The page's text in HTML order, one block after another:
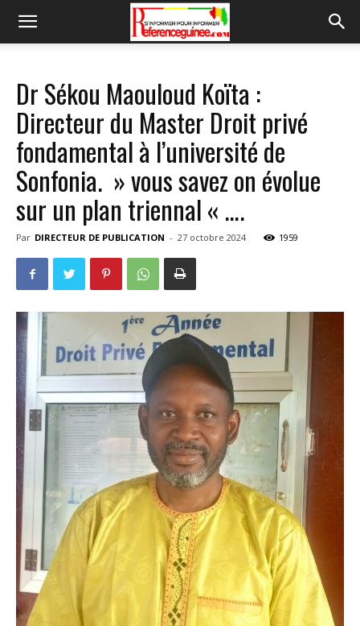
Dr Sékou Maouloud Koïta :
Directeur du Master Droit privé
fondamental à l’université de
Sonfonia. » vous savez on évolue
sur un plan triennal « ….
Par DIRECTEUR DE PUBLICATION - 27 octobre 2024 1959